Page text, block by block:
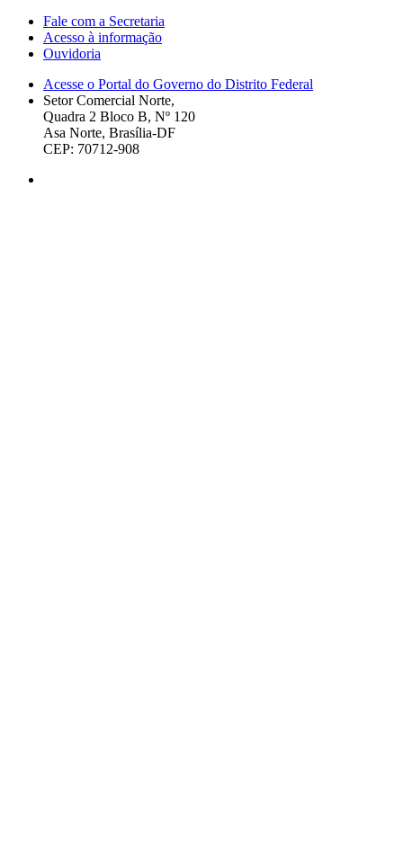
Fale com a Secretaria
Acesso à informação
Ouvidoria
Acesse o Portal do Governo do Distrito Federal
Setor Comercial Norte,
Quadra 2 Bloco B, Nº 120
Asa Norte, Brasília-DF
CEP: 70712-908